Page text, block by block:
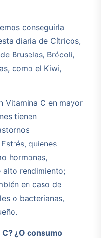
conseguirla
diaria de Cítricos,
Bruselas, Brócoli,
como el Kiwi,
Vitamina C en mayor
tienen
quienes
hormonas,
rendimiento;
en caso de
o bacterianas,
¿O consumo